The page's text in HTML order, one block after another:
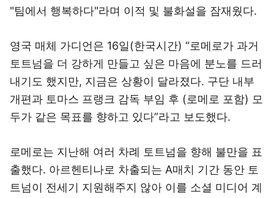
"팀에서 행복하다"라며 이적 및 불화설을 잠재웠다.
영국 매체 가디언은 16일(한국시간) “로메로가 과거
토트넘을 더 강하게 만들고 싶은 마음에 분노를 드러
내기도 했지만, 지금은 상황이 달라졌다. 구단 내부
개편과 토마스 프랭크 감독 부임 후 (로메로 포함) 모
두가 같은 목표를 향하고 있다”라고 보도했다.
로메로는 지난해 여러 차례 토트넘을 향해 불만을 표
출했다. 아르헨티나로 차출되는 A매치 기간 동안 토
트넘이 전세기 지원해주지 않아 이를 소셜 미디어 계